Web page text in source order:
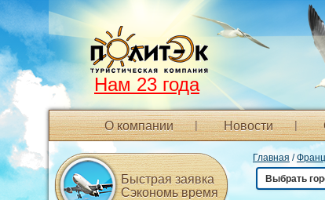
Нам 23 года
О компании Новости
Главная /
Выбрать
Быстрая заявка
Сэкономь время